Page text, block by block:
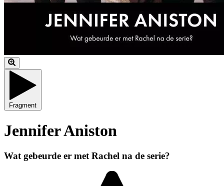
Fragment
Jennifer Aniston
Wat gebeurde er met Rachel na de serie?